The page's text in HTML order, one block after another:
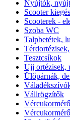
Nyújtók,
Scooter
Scooterek -
Szoba WC
Talpbetétek,
Tesztcsíkok
Ujj ortézisek,
Ülőpárnák,
Vállrögzítők